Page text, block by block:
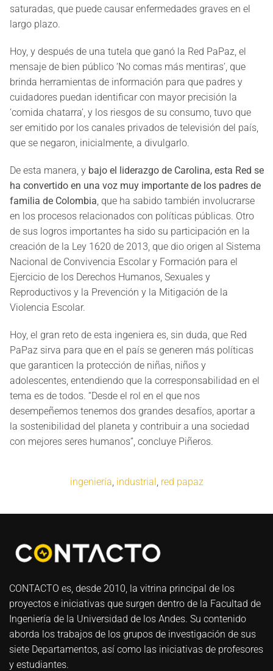
saturadas, que puede causar enfermedades graves en el
largo plazo.
Hoy, y después de una tutela que ganó la Red PaPaz, el
mensaje de bien público ‘No comas más mentiras’, que
brinda herramientas de información para que padres y
cuidadores puedan identificar con mayor precisión la
‘comida chatarra’, y los riesgos de su consumo, tuvo que
ser emitido por los canales privados de televisión del país,
que se negaron, inicialmente, a divulgarlo.
De esta manera, y bajo el liderazgo de Carolina, esta Red se
ha convertido en una voz muy importante de los padres de
familia de Colombia, que ha sabido también involucrarse
en los procesos relacionados con políticas públicas. Otro
de sus logros importantes ha sido su participación en la
creación de la Ley 1620 de 2013, que dio origen al Sistema
Nacional de Convivencia Escolar y Formación para el
Ejercicio de los Derechos Humanos, Sexuales y
Reproductivos y la Prevención y la Mitigación de la
Violencia Escolar.
Hoy, el gran reto de esta ingeniera es, sin duda, que Red
PaPaz sirva para que en el país se generen más políticas
que garanticen la protección de niñas, niños y
adolescentes, entendiendo que la corresponsabilidad en el
tema es de todos. “Desde el rol en el que nos
desempeñemos tenemos dos grandes desafíos, aportar a
la sostenibilidad del planeta y contribuir a una sociedad
con mejores seres humanos”, concluye Piñeros.
ingeniería, industrial, red papaz
CONTACTO es, desde 2010, la vitrina principal de los
proyectos e iniciativas que surgen dentro de la Facultad de
Ingeniería de la Universidad de los Andes. Su contenido
aborda los trabajos de los grupos de investigación de sus
siete Departamentos, así como las iniciativas de profesores
y estudiantes.